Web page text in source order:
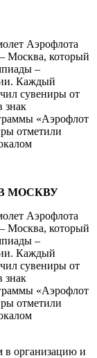
Аэрофлота
Москва, который
–
Каждый
сувениры от
знак
«Аэрофлот
отметили
МОСКВУ
Аэрофлота
Москва, который
–
Каждый
сувениры от
знак
«Аэрофлот
отметили
в организацию и